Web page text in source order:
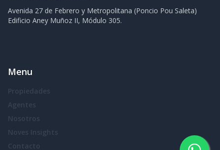
Avenida 27 de Febrero y Metropolitana (Poncio Pou Saleta)
Edificio Aney Muñoz II, Módulo 305.
Menu
Propiedades
Agentes
Nosotros
Noves Insights
Contacto